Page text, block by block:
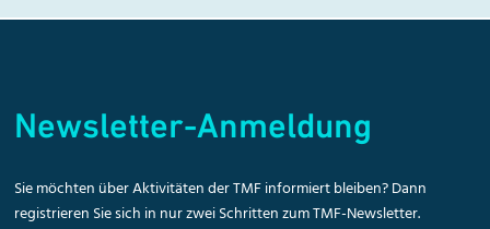
Newsletter-Anmeldung
Sie möchten über Aktivitäten der TMF informiert bleiben? Dann
registrieren Sie sich in nur zwei Schritten zum TMF-Newsletter.